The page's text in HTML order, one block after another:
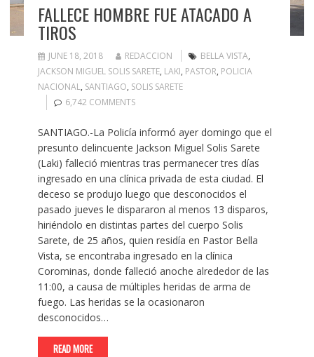
FALLECE HOMBRE FUE ATACADO A
TIROS
JUNE 18, 2018 REDACCION BELLA VISTA,
JACKSON MIGUEL SOLIS SARETE, LAKI, PASTOR, POLICIA
NACIONAL, SANTIAGO, SOLIS SARETE
6,742 COMMENTS
SANTIAGO.-La Policía informó ayer domingo que el
presunto delincuente Jackson Miguel Solis Sarete
(Laki) falleció mientras tras permanecer tres días
ingresado en una clínica privada de esta ciudad. El
deceso se produjo luego que desconocidos el
pasado jueves le dispararon al menos 13 disparos,
hiriéndolo en distintas partes del cuerpo Solis
Sarete, de 25 años, quien residía en Pastor Bella
Vista, se encontraba ingresado en la clínica
Corominas, donde falleció anoche alrededor de las
11:00, a causa de múltiples heridas de arma de
fuego. Las heridas se la ocasionaron
desconocidos…
READ MORE